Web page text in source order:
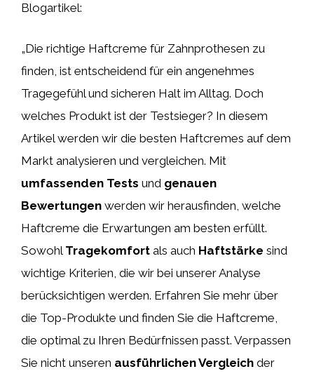
Blogartikel:
„Die richtige Haftcreme für Zahnprothesen zu
finden, ist entscheidend für ein angenehmes
Tragegefühl und sicheren Halt im Alltag. Doch
welches Produkt ist der Testsieger? In diesem
Artikel werden wir die besten Haftcremes auf dem
Markt analysieren und vergleichen. Mit
umfassenden Tests und genauen
Bewertungen werden wir herausfinden, welche
Haftcreme die Erwartungen am besten erfüllt.
Sowohl Tragekomfort als auch Haftstärke sind
wichtige Kriterien, die wir bei unserer Analyse
berücksichtigen werden. Erfahren Sie mehr über
die Top-Produkte und finden Sie die Haftcreme,
die optimal zu Ihren Bedürfnissen passt. Verpassen
Sie nicht unseren ausführlichen Vergleich der